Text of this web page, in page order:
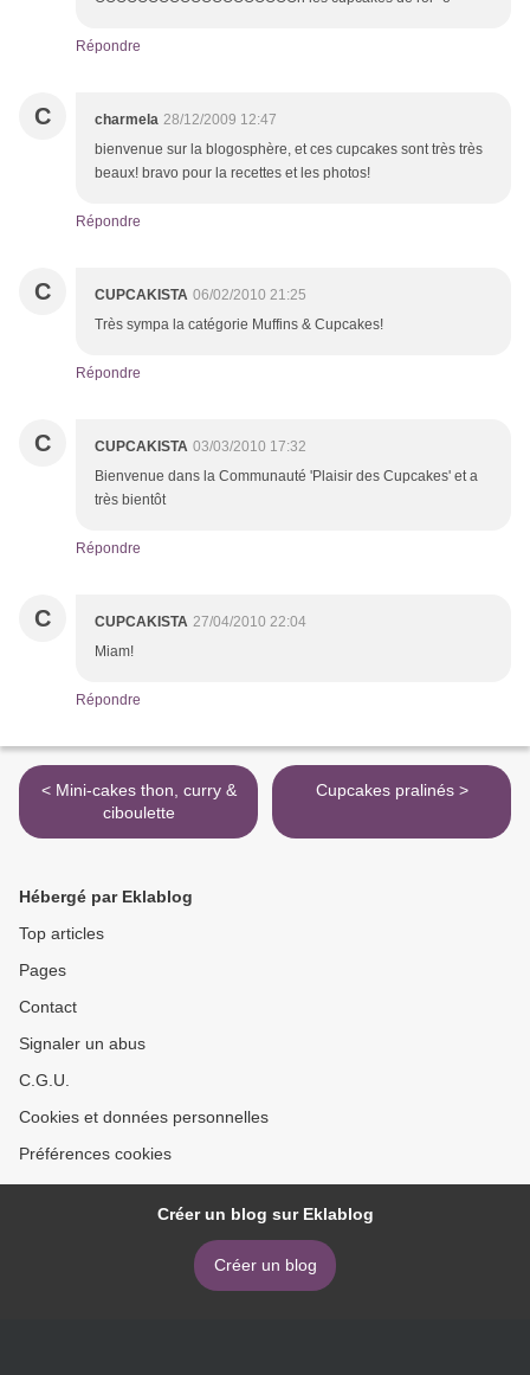
Répondre
C charmela 28/12/2009 12:47
bienvenue sur la blogosphère, et ces cupcakes sont très très
beaux! bravo pour la recettes et les photos!
Répondre
C CUPCAKISTA 06/02/2010 21:25
Très sympa la catégorie Muffins & Cupcakes!
Répondre
C CUPCAKISTA 03/03/2010 17:32
Bienvenue dans la Communauté 'Plaisir des Cupcakes' et a
très bientôt
Répondre
C CUPCAKISTA 27/04/2010 22:04
Miam!
Répondre
< Mini-cakes thon, curry &
ciboulette
Cupcakes pralinés >
Hébergé par Eklablog
Top articles
Pages
Contact
Signaler un abus
C.G.U.
Cookies et données personnelles
Préférences cookies
Créer un blog sur Eklablog
Créer un blog